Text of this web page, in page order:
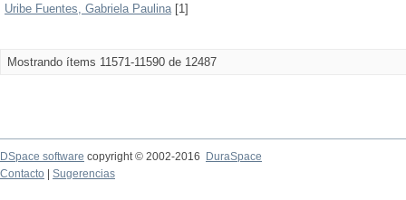
Uribe Fuentes, Gabriela Paulina[1]
Mostrando ítems 11571-11590 de 12487
DSpace software copyright © 2002-2016
DuraSpace
Contacto
Sugerencias